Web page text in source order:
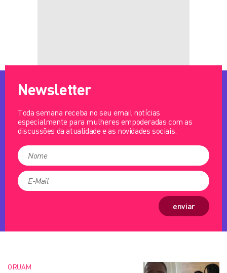
Newsletter
Toda semana receba no seu email notícias
especialmente para mulheres empoderadas com as
discussões da atualidade e as novidades sociais.
enviar
ORUAM